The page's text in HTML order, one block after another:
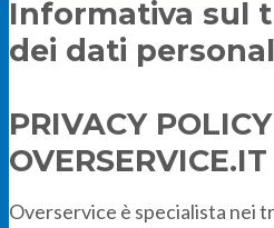
Informativa sul
dei dati
PRIVACY
OVERSERVICE.IT
Overservice è specialista nei